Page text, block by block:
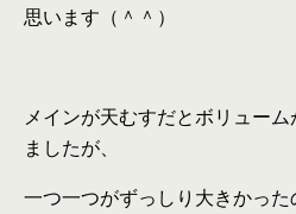
思います（＾＾）
メインが天むすだとボリュー
ましたが、
一つ一つがずっしり大きかっ